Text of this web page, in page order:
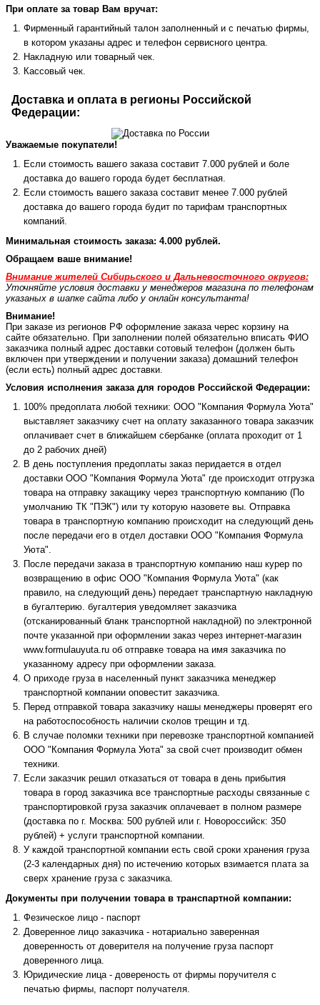
При оплате за товар Вам вручат:
Фирменный гарантийный талон заполненный и с печатью фирмы,
в котором указаны адрес и телефон сервисного центра.
Накладную или товарный чек.
Кассовый чек.
Доставка и оплата в регионы Российской
Федерации:
Уважаемые покупатели!
Если стоимость вашего заказа составит 7.000 рублей и боле
доставка до вашего города будет бесплатная.
Если стоимость вашего заказа составит менее 7.000 рублей
доставка до вашего города будит по тарифам транспортных
компаний.
Минимальная стоимость заказа: 4.000 рублей.
Обращаем ваше внимание!
Внимание жителей Сибирьского и Дальневосточного округов:
Уточняйте условия доставки у менеджеров магазина по телефонам
указаных в шапке сайта либо у онлайн консультанта!
Внимание!
При заказе из регионов РФ оформление заказа черес корзину на
сайте обязательно. При заполнении полей обязательно вписать ФИО
заказчика полный адрес доставки сотовый телефон (должен быть
включен при утверждении и получении заказа) домашний телефон
(если есть) полный адрес доставки.
Условия исполнения заказа для городов Российской Федерации:
100% предоплата любой техники: ООО "Компания Формула Уюта"
выставляет заказчику счет на оплату заказанного товара заказчик
оплачивает счет в ближайшем сбербанке (оплата проходит от 1
до 2 рабочих дней)
В день поступления предоплаты заказ перидается в отдел
доставки ООО "Компания Формула Уюта" где происходит отгрузка
товара на отправку закащику через транспортную компанию (По
умолчанию ТК "ПЭК") или ту которую назовете вы. Отправка
товара в транспортную компанию происходит на следующий день
после передачи его в отдел доставки ООО "Компания Формула
Уюта".
После передачи заказа в транспортную компанию наш курер по
возвращению в офис ООО "Компания Формула Уюта" (как
правило, на следующий день) передает транспартную накладную
в бугалтерию. бугалтерия уведомляет заказчика
(отсканированный бланк транспортной накладной) по электронной
почте указанной при оформлении заказ через интернет-магазин
www.formulauyuta.ru об отправке товара на имя заказчика по
указанному адресу при оформлении заказа.
О приходе груза в населенный пункт заказчика менеджер
транспортной компании оповестит заказчика.
Перед отправкой товара заказчику нашы менеджеры проверят его
на работоспособность наличии сколов трещин и тд.
В случае поломки техники при перевозке транспортной компанией
ООО "Компания Формула Уюта" за свой счет производит обмен
техники.
Если заказчик решил отказаться от товара в день прибытия
товара в город заказчика все транспортные расходы связанные с
транспортировкой груза заказчик оплачевает в полном размере
(доставка по г. Москва: 500 рублей или г. Новороссийск: 350
рублей) + услуги транспортной компании.
У каждой транспортной компании есть свой сроки хранения груза
(2-3 календарных дня) по истечению которых взимается плата за
сверх хранение груза с заказчика.
Документы при получении товара в транспартной компании:
Фезическое лицо - паспорт
Доверенное лицо заказчика - нотариально заверенная
доверенность от доверителя на получение груза паспорт
доверенного лица.
Юридические лица - довереность от фирмы поручителя с
печатью фирмы, паспорт получателя.